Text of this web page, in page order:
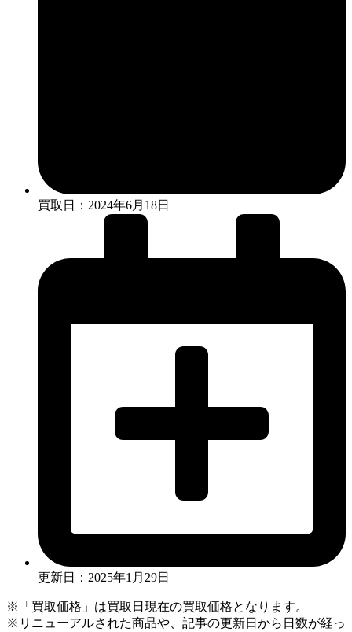
買取日：2024年6月18日
更新日：2025年1月29日
※「買取価格」は買取日現在の買取価格となります。
※リニューアルされた商品や、記事の更新日から日数が経っ